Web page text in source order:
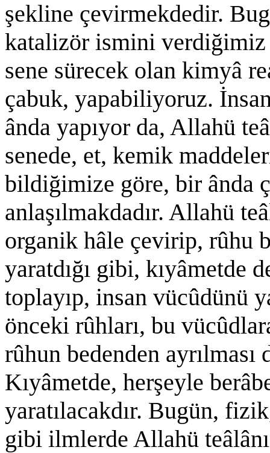
şekline çevirmekdedir.
katalizör ismini verdiğimiz
sene sürecek olan kimyâ
çabuk, yapabiliyoruz.
ânda yapıyor da, Allahü
senede, et, kemik
bildiğimize göre, bir ânda
anlaşılmakdadır. Allahü
organik hâle çevirip, rûhu
yaratdığı gibi, kıyâmetde
toplayıp, insan vücûdünü
önceki rûhları, bu
rûhun bedenden
Kıyâmetde, herşeyle
yaratılacakdır. Bugün,
gibi ilmlerde Allahü